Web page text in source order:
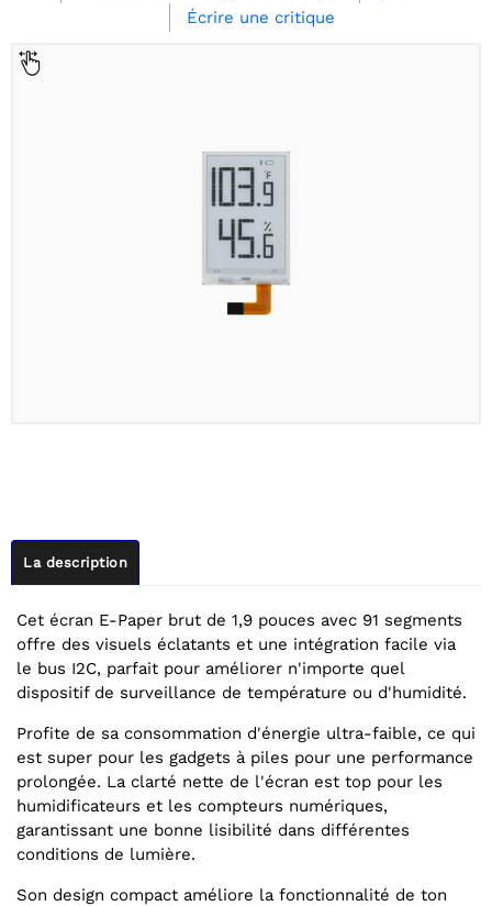
Écrire une critique
La description
Cet écran E-Paper brut de 1,9 pouces avec 91 segments
offre des visuels éclatants et une intégration facile via
le bus I2C, parfait pour améliorer n'importe quel
dispositif de surveillance de température ou d'humidité.
Profite de sa consommation d'énergie ultra-faible, ce qui
est super pour les gadgets à piles pour une performance
prolongée. La clarté nette de l'écran est top pour les
humidificateurs et les compteurs numériques,
garantissant une bonne lisibilité dans différentes
conditions de lumière.
Son design compact améliore la fonctionnalité de ton